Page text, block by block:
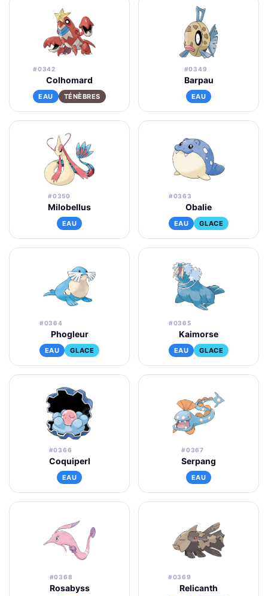
#0342
Colhomard
EAU TÉNÈBRES
#0349
Barpau
EAU
#0350
Milobellus
EAU
#0363
Obalie
EAU GLACE
#0364
Phogleur
EAU GLACE
#0365
Kaimorse
EAU GLACE
#0366
Coquiperl
EAU
#0367
Serpang
EAU
#0368
Rosabyss
#0369
Relicanth